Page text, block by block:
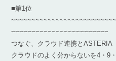
■第1位
~~~~~~~~~~~~~~~~~~~~~~~~
つなぐ、クラウド連携とASTERIA
クラウドのよく分からないを4・9